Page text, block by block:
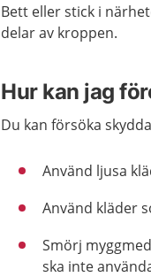
Bett eller stick i
delar av kroppen.
Hur kan jag
Du kan försöka
Använd ljusa
Använd kläder
Smörj
ska inte